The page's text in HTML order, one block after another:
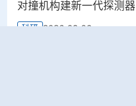
对撞机构建新一代探测器
科研 2026-08-06